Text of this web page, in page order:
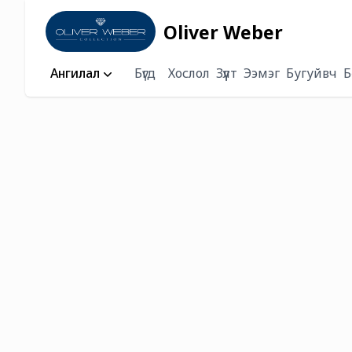
Oliver Weber
Ангилал Бүгд Хослол Зүүлт Ээмэг Бугуйвч